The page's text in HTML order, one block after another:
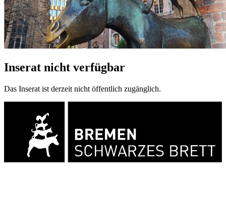
Inserat nicht verfügbar
Das Inserat ist derzeit nicht öffentlich zugänglich.